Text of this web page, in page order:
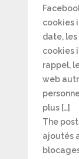
cookies
date,
cookies
rappel,
web
plus […]
The
ajoutés